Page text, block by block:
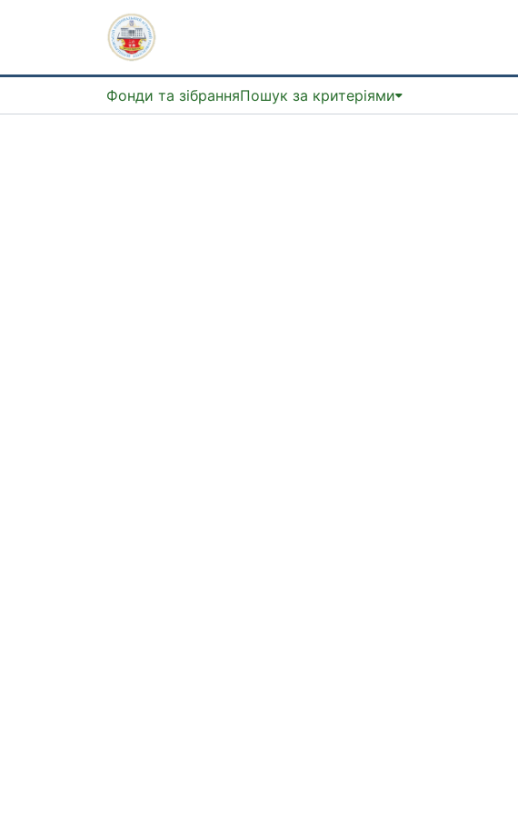
Фонди та зібранняПошук за критеріями